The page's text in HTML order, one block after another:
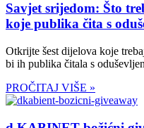
Savjet srijedom: Što
koje publika čita s
Otkrijte šest dijelova koje
bi ih publika čitala s
PROČITAJ VIŠE »